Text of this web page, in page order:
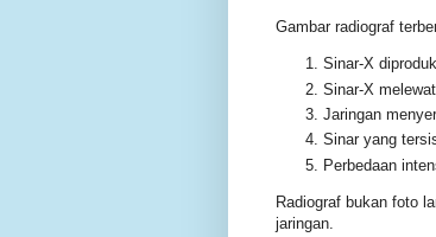
Gambar radiograf
Sinar-X
Sinar-X
Jaringan
Sinar yang
Perbedaan
Radiograf bukan foto
jaringan.